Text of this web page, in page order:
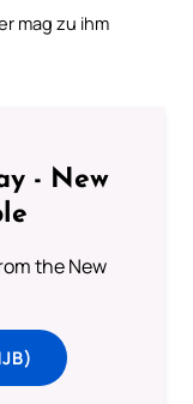
mag zu ihm
- New
the New